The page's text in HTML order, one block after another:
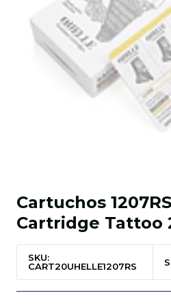
Cartuchos
Cartridge Tattoo
SKU:
CART20UHELLE1207RS